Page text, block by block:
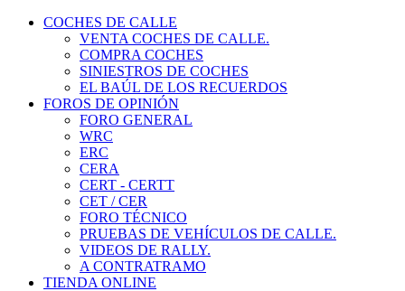
COCHES DE CALLE
VENTA COCHES DE CALLE.
COMPRA COCHES
SINIESTROS DE COCHES
EL BAÚL DE LOS RECUERDOS
FOROS DE OPINIÓN
FORO GENERAL
WRC
ERC
CERA
CERT - CERTT
CET / CER
FORO TÉCNICO
PRUEBAS DE VEHÍCULOS DE CALLE.
VIDEOS DE RALLY.
A CONTRATRAMO
TIENDA ONLINE